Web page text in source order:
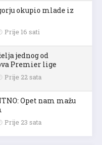
okupio mlade iz
Prije 16 sati
jednog od
Premier lige
Prije 22 sata
Opet nam mažu
Prije 23 sata